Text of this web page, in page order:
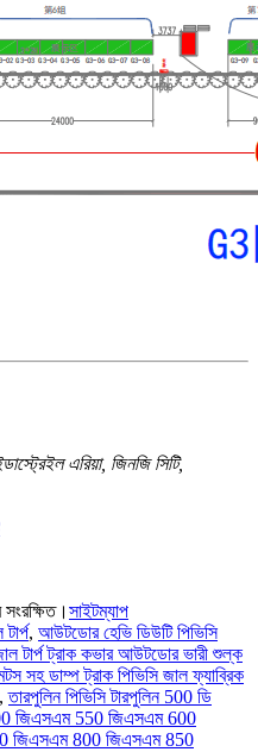
এরিয়া, জিনজি সিটি,
সাইটম্যাপ
, আউটডোর হেভি ডিউটি ​​পিভিসি
টার্প ট্রাক কভার আউটডোর ভারী শুল্ক
সহ ডাম্প ট্রাক পিভিসি জাল ফ্যাব্রিক
,তারপুলিন পিভিসি টারপুলিন 500 ডি
জিএসএম 550 জিএসএম 600
জিএসএম 800 জিএসএম 850